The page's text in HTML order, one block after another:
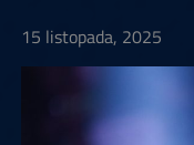
15 listopada, 2025